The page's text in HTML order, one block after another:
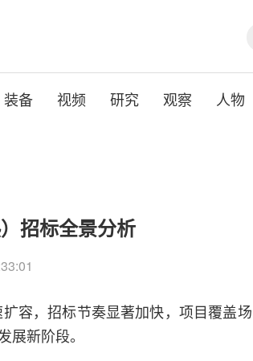
装备 视频 研究 观察 人物
招标全景分析
容，招标节奏显著加快，项目覆盖场
新阶段。